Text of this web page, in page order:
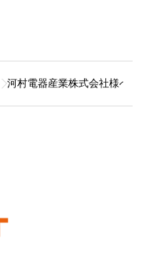
河村電器産業株式会社様への